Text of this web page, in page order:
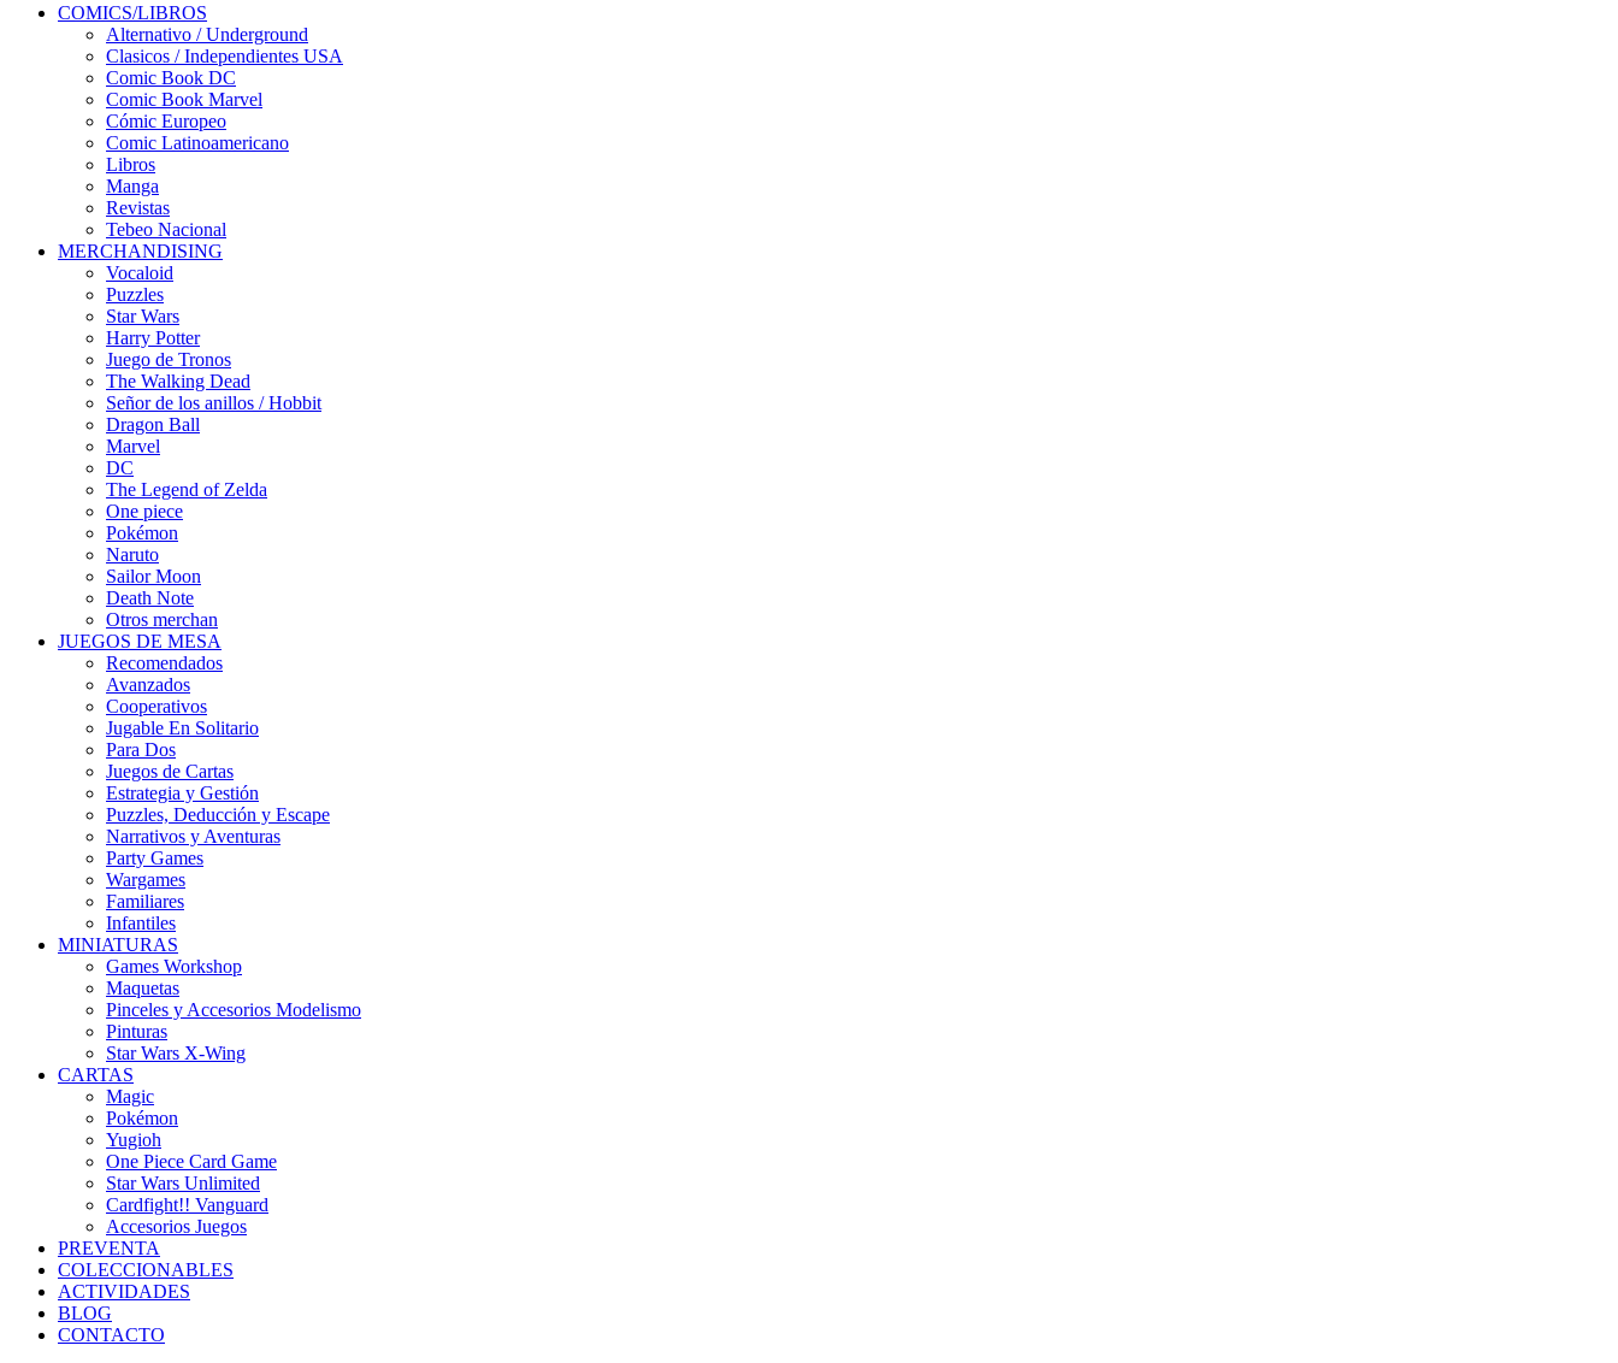
COMICS/LIBROS
Alternativo / Underground
Clasicos / Independientes USA
Comic Book DC
Comic Book Marvel
Cómic Europeo
Comic Latinoamericano
Libros
Manga
Revistas
Tebeo Nacional
MERCHANDISING
Vocaloid
Puzzles
Star Wars
Harry Potter
Juego de Tronos
The Walking Dead
Señor de los anillos / Hobbit
Dragon Ball
Marvel
DC
The Legend of Zelda
One piece
Pokémon
Naruto
Sailor Moon
Death Note
Otros merchan
JUEGOS DE MESA
Recomendados
Avanzados
Cooperativos
Jugable En Solitario
Para Dos
Juegos de Cartas
Estrategia y Gestión
Puzzles, Deducción y Escape
Narrativos y Aventuras
Party Games
Wargames
Familiares
Infantiles
MINIATURAS
Games Workshop
Maquetas
Pinceles y Accesorios Modelismo
Pinturas
Star Wars X-Wing
CARTAS
Magic
Pokémon
Yugioh
One Piece Card Game
Star Wars Unlimited
Cardfight!! Vanguard
Accesorios Juegos
PREVENTA
COLECCIONABLES
ACTIVIDADES
BLOG
CONTACTO